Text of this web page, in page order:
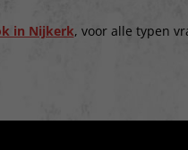
in Nijkerk, voor alle typen